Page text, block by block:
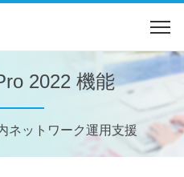
2022 機能
ネットワーク運用支援